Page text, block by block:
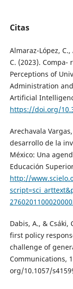
Citas
Almaraz-López,
C. (2023).
Perceptions of
Administration
Artificial
https://doi.org/
Arechavala
desarrollo de la
México: Una
Educación
http://
Dabis, A., &
first policy
challenge of
Communications,
org/10.1057/